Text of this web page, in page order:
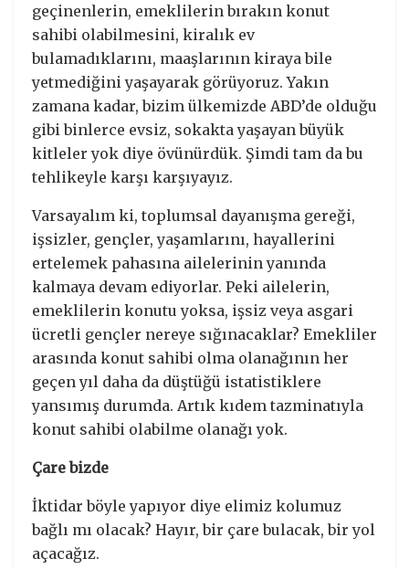
geçinenlerin, emeklilerin bırakın konut
sahibi olabilmesini, kiralık ev
bulamadıklarını, maaşlarının kiraya bile
yetmediğini yaşayarak görüyoruz. Yakın
zamana kadar, bizim ülkemizde ABD’de olduğu
gibi binlerce evsiz, sokakta yaşayan büyük
kitleler yok diye övünürdük. Şimdi tam da bu
tehlikeyle karşı karşıyayız.
Varsayalım ki, toplumsal dayanışma gereği,
işsizler, gençler, yaşamlarını, hayallerini
ertelemek pahasına ailelerinin yanında
kalmaya devam ediyorlar. Peki ailelerin,
emeklilerin konutu yoksa, işsiz veya asgari
ücretli gençler nereye sığınacaklar? Emekliler
arasında konut sahibi olma olanağının her
geçen yıl daha da düştüğü istatistiklere
yansımış durumda. Artık kıdem tazminatıyla
konut sahibi olabilme olanağı yok.
Çare bizde
İktidar böyle yapıyor diye elimiz kolumuz
bağlı mı olacak? Hayır, bir çare bulacak, bir yol
açacağız.